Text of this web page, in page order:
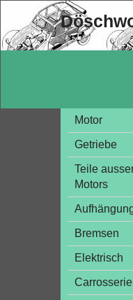
Motor
Getriebe
Teile
Motors
Bremsen
Elektrisch
Carrosserie